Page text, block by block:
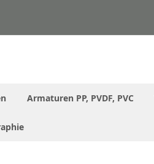
Armaturen PP, PVDF, PVC